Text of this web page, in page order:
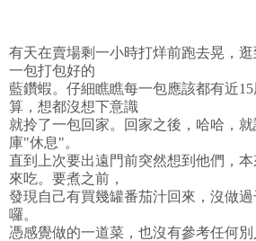
有天在賣場剩一小時打烊前跑去晃，
一包打包好的
藍鑽蝦。仔細瞧瞧每一包應該都有近15
算，想都沒想下意識
就拎了一包回家。回家之後，哈哈，
庫"休息"。
直到上次要出遠門前突然想到他們，
來吃。要煮之前，
發現自己有買幾罐番茄汁回來，沒做
囉。
憑感覺做的一道菜，也沒有參考任何